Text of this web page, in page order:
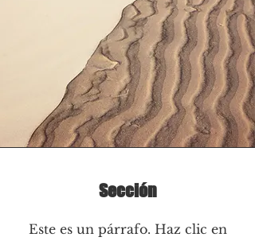
Sección
Este es un párrafo. Haz clic en